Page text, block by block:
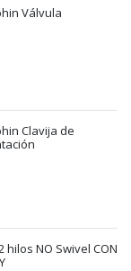
Válvula
Clavija de
NO Swivel CON